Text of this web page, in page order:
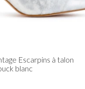
Escarpins à talon
blanc